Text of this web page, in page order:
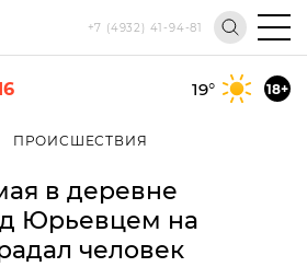
+7 (4932) 41-94-81
19° 18+
ПРОИСШЕСТВИЯ
в деревне
Юрьевцем на
человек